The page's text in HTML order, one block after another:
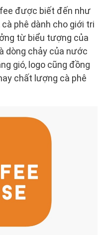
được biết đến như
phê dành cho giới tri
từ biểu tượng của
dòng chảy của nước
gió, logo cũng đồng
chất lượng cà phê